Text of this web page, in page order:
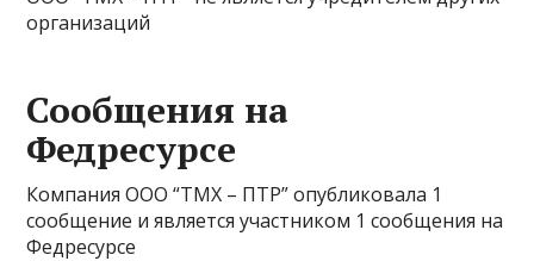
организаций
Сообщения на
Федресурсе
Компания ООО “ТМХ – ПТР” опубликовала 1
сообщение и является участником 1 сообщения на
Федресурсе